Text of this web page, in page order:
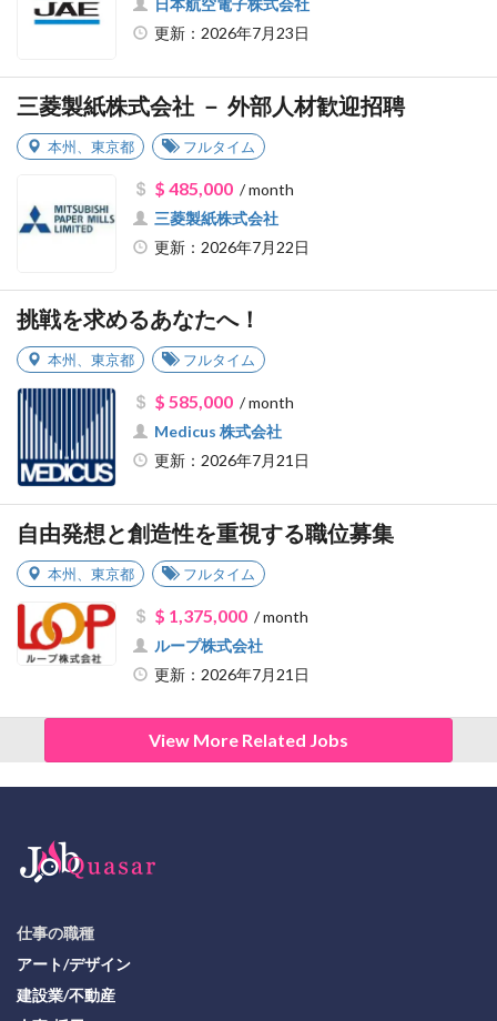
日本航空電子株式会社
更新：2026年7月23日
三菱製紙株式会社 － 外部人材歓迎招聘
本州 東京都 フルタイム
$ 485,000/ month
三菱製紙株式会社
更新：2026年7月22日
挑戦を求めるあなたへ！
本州 東京都 フルタイム
$ 585,000/ month
Medicus 株式会社
更新：2026年7月21日
自由発想と創造性を重視する職位募集
本州 東京都 フルタイム
$ 1,375,000/ month
ループ株式会社
更新：2026年7月21日
View More Related Jobs
仕事の職種
アート/デザイン
建設業/不動産